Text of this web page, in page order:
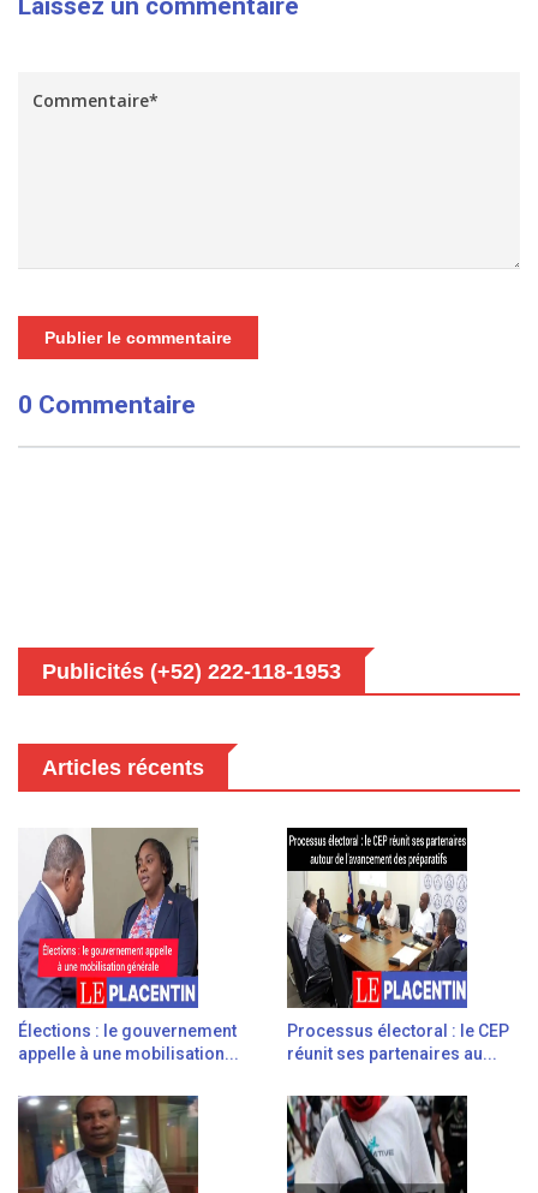
Laissez un commentaire
Publier le commentaire
0 Commentaire
Publicités (+52) 222-118-1953
Articles récents
Élections : le gouvernement
appelle à une mobilisation...
Processus électoral : le CEP
réunit ses partenaires au...